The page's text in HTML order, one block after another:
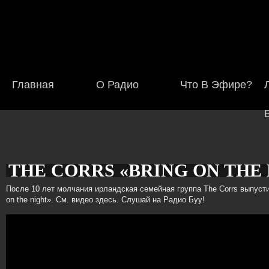
Главная О Радио Что В Эфире?
THE CORRS «BRING ON THE
Создано: ADMIN Вс, 25/10/2015
После 10 лет молчания ирландская семейная группа The Corrs
on the night». См. видео здесь. Слушай на Радио Буу!